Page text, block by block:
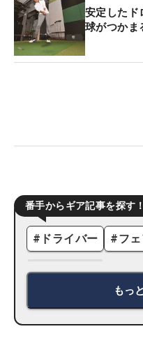
安定した
球がつかま
番手からギア記事を探す！
# ドライバー #フ
もっ